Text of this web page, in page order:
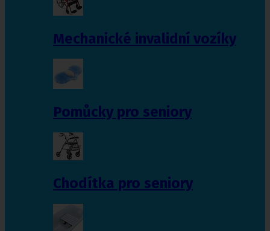
Mechanické invalidní vozíky
Pomůcky pro seniory
Chodítka pro seniory